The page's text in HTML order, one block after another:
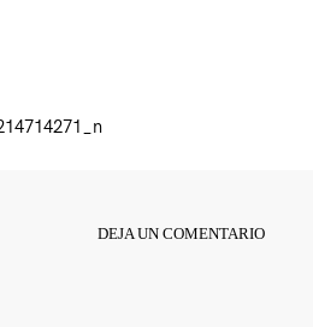
DEJA UN COMENTARIO